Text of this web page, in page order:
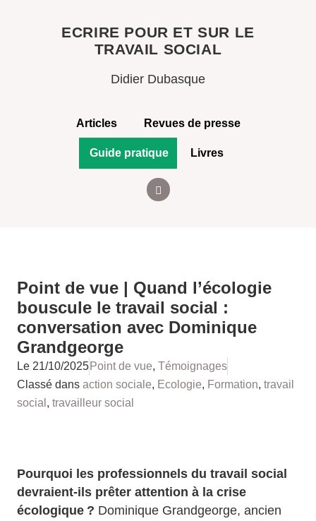
ECRIRE POUR ET SUR LE
TRAVAIL SOCIAL
Didier Dubasque
Articles Revues de presse
Guide pratique Livres
Point de vue | Quand l’écologie
bouscule le travail social :
conversation avec Dominique
Grandgeorge
Le 21/10/2025 Point de vue, Témoignages
Classé dans action sociale, Ecologie, Formation, travail
social , travailleur social
Pourquoi les professionnels du travail social
devraient-ils prêter attention à la crise
écologique ? Dominique Grandgeorge, ancien